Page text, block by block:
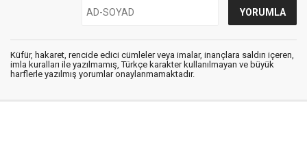
Küfür, hakaret, rencide edici cümleler veya imalar, inançlara saldırı içeren,
imla kuralları ile yazılmamış, Türkçe karakter kullanılmayan ve büyük
harflerle yazılmış yorumlar onaylanmamaktadır.